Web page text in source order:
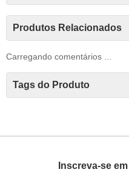
Produtos Relacionados
Carregando comentários ...
Tags do Produto
Inscreva-se